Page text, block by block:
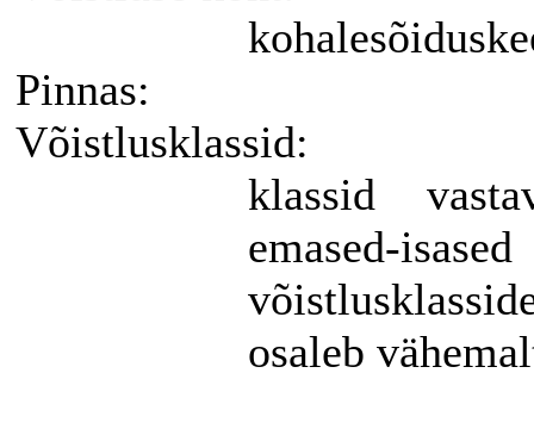
Pinnas:
Võistlusklassid:
klassid
emased-
osaleb